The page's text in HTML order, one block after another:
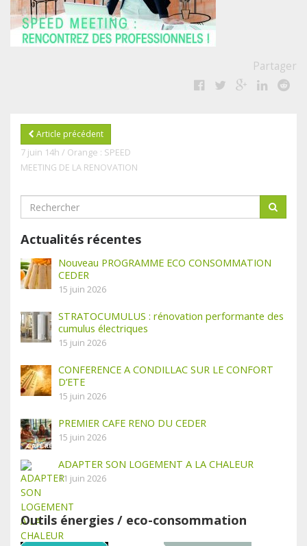
Partager
Article précédent
7 juin 14h / Orange : SPEED
MEETING DE LA RENOVATION
Actualités récentes
Nouveau PROGRAMME ECO CONSOMMATION
CEDER
15 juin 2026
STRATOCUMULUS : rénovation performante des
cumulus électriques
15 juin 2026
CONFERENCE A CONDILLAC SUR LE CONFORT
D’ETE
15 juin 2026
PREMIER CAFE RENO DU CEDER
15 juin 2026
ADAPTER SON LOGEMENT A LA CHALEUR
11 juin 2026
Outils énergies / eco-consommation